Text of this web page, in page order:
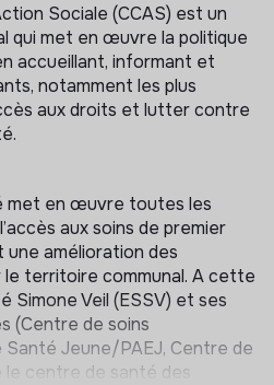
Sociale (CCAS) est un
qui met en œuvre la politique
accueillant, informant et
notamment les plus
aux droits et lutter contre
met en œuvre toutes les
aux soins de premier
amélioration des
territoire communal. A cette
Simone Veil (ESSV) et ses
(Centre de soins
Santé Jeune/PAEJ, Centre de
le centre de santé des